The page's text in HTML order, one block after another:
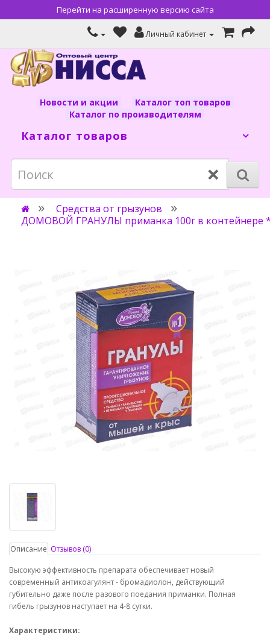
Перейти на расширенную версию сайта
Личный кабинет
Новости и акции
Каталог топ товаров
Каталог по производителям
Каталог товаров
×
Средства от грызунов
ДОМОВОЙ ГРАНУЛЫ приманка 100г в контейнере
Описание Отзывов (0)
Высокую эффективность препарата обеспечивает новый
современный антикоагулянт - бромадиолон, действующий
губительно даже после разового поедания приманки. Полная
гибель грызунов наступает на 4-8 сутки.
Характеристики: